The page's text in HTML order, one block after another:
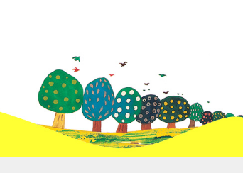
畫筒、費納奇鏡，探
素材所發想、創作的
則故事最發人深省，
頗具人生大道理，孩